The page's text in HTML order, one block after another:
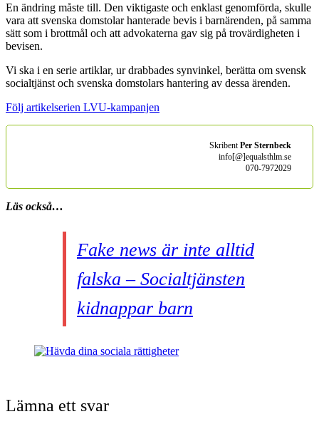
En ändring måste till. Den viktigaste och enklast genomförda, skulle
vara att svenska domstolar hanterade bevis i barnärenden, på samma
sätt som i brottmål och att advokaterna gav sig på trovärdigheten i
bevisen.
Vi ska i en serie artiklar, ur drabbades synvinkel, berätta om svensk
socialtjänst och svenska domstolars hantering av dessa ärenden.
Följ artikelserien LVU-kampanjen
SkribentPer Sternbeck
info[@]equalsthlm.se
070-7972029
Läs också…
Fake news är inte alltid
falska – Socialtjänsten
kidnappar barn
Lämna ett svar